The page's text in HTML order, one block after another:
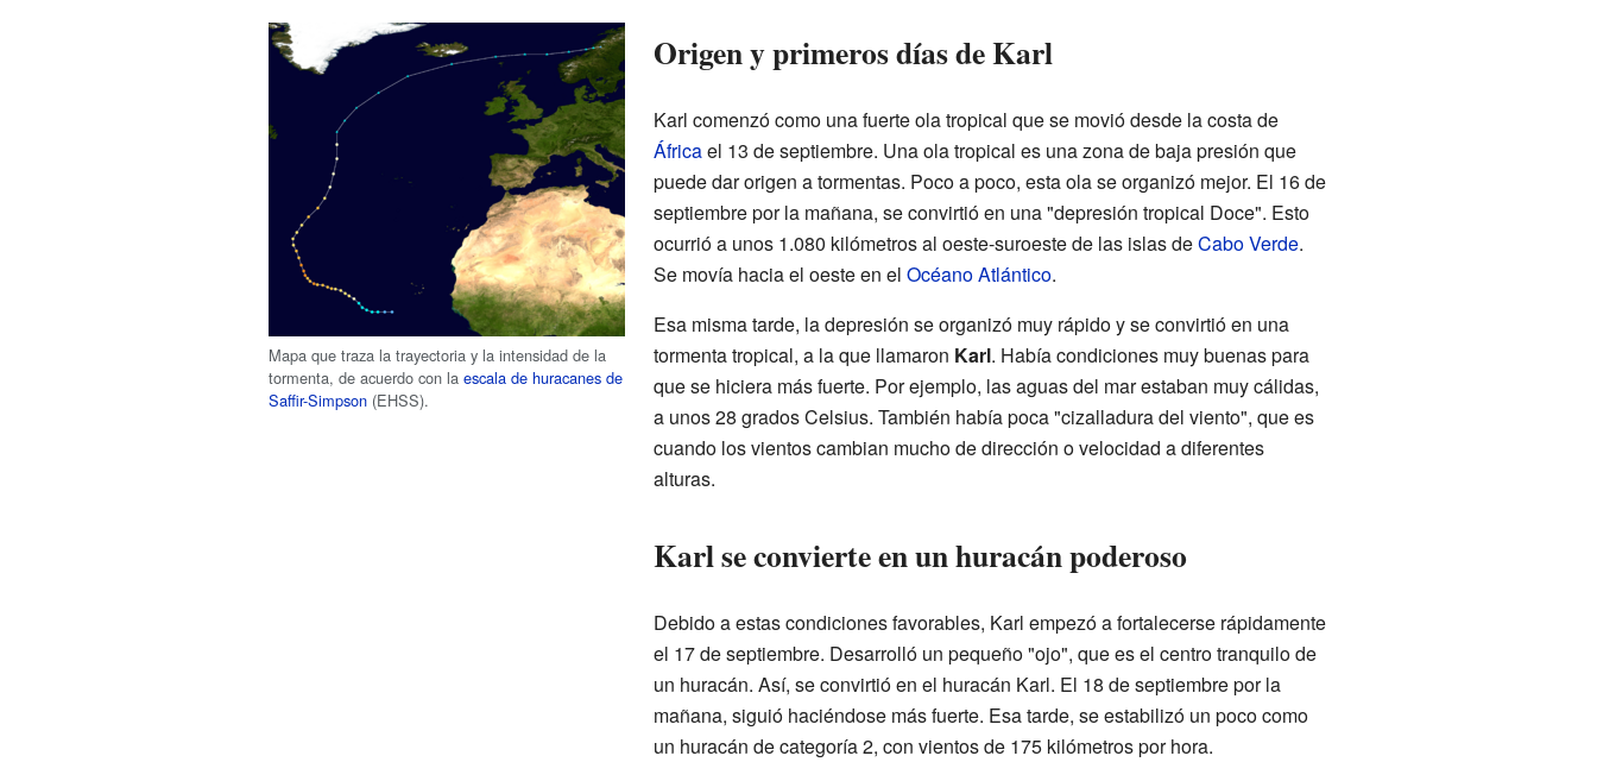
Mapa que traza la trayectoria y la intensidad de la
tormenta, de acuerdo con la escala de huracanes de
Saffir-Simpson(EHSS).
Origen y primeros días de Karl
Karl comenzó como una fuerte ola tropical que se movió desde la costa de
Áfricael 13 de septiembre. Una ola tropical es una zona de baja presión que
puede dar origen a tormentas. Poco a poco, esta ola se organizó mejor. El 16 de
septiembre por la mañana, se convirtió en una "depresión tropical Doce". Esto
ocurrió a unos 1.080 kilómetros al oeste-suroeste de las islas deCabo Verde.
Se movía hacia el oeste en el Océano Atlántico.
Esa misma tarde, la depresión se organizó muy rápido y se convirtió en una
tormenta tropical, a la que llamaron Karl. Había condiciones muy buenas para
que se hiciera más fuerte. Por ejemplo, las aguas del mar estaban muy cálidas,
a unos 28 grados Celsius. También había poca "cizalladura del viento", que es
cuando los vientos cambian mucho de dirección o velocidad a diferentes
alturas.
Karl se convierte en un huracán poderoso
Debido a estas condiciones favorables, Karl empezó a fortalecerse rápidamente
el 17 de septiembre. Desarrolló un pequeño "ojo", que es el centro tranquilo de
un huracán. Así, se convirtió en el huracán Karl. El 18 de septiembre por la
mañana, siguió haciéndose más fuerte. Esa tarde, se estabilizó un poco como
un huracán de categoría 2, con vientos de 175 kilómetros por hora.